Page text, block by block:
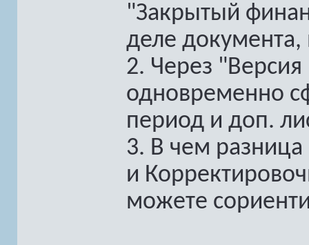
"Закрытый
деле документа,
2. Через
одновременно
период и доп.
3. В чем
и
можете